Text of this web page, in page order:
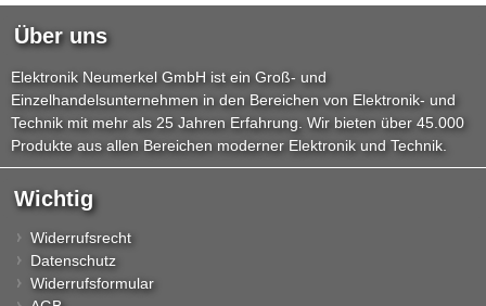
Über uns
Elektronik Neumerkel GmbH ist ein Groß- und
Einzelhandelsunternehmen in den Bereichen von Elektronik- und
Technik mit mehr als 25 Jahren Erfahrung. Wir bieten über 45.000
Produkte aus allen Bereichen moderner Elektronik und Technik.
Wichtig
Widerrufsrecht
Datenschutz
Widerrufsformular